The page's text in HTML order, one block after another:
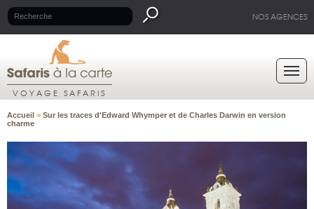
NOS AGENCES
VOYAGE SAFARIS
Accueil > Sur les traces d'Edward Whymper et de Charles Darwin en version
charme